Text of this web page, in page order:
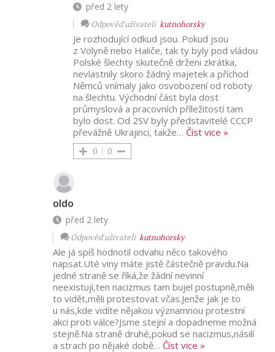
před 2 lety
Odpověď uživatelikutnohorsky
Je rozhodující odkud jsou. Pokud jsou
z Volyně nebo Haliče, tak ty byly pod vládou
Polské šlechty skutečně drženi zkrátka,
nevlastnily skoro žádný majetek a příchod
Němců vnímaly jako osvobození od roboty
na šlechtu. Východní část byla dost
průmyslová a pracovních příležitostí tam
bylo dost. Od 2SV byly představitelé CCCP
převážně Ukrajinci, takže… Číst vice »
0 0
oldo
před 2 lety
Odpověď uživatelikutnohorsky
Ale já spíš hodnotil odvahu něco takového
napsat.Uté viny máte jistě částečně pravdu.Na
jedné straně se říká,že žádní nevinní
neexistují,ten nacizmus tam bujel postupně,měli
to vidět,měli protestovat včas.Jenže jak je to
u nás,kde vidíte nějakou významnou protestní
akci proti válce?Jsme stejní a dopadneme možná
stejně.Na straně druhé,pokud se nacizmus,násilí
a strach po nějaké době… Číst vice »